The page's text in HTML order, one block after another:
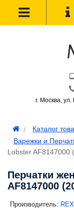
г. Москва,
Каталог
Варежки и
Lobster AF8147000
Перчатки
AF8147000
Производитель: REX